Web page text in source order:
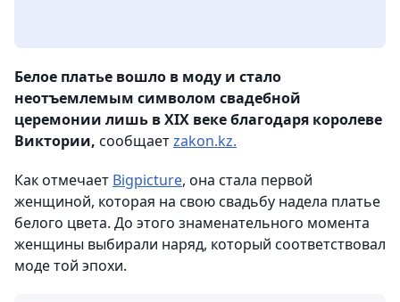
Белое платье вошло в моду и стало
неотъемлемым символом свадебной
церемонии лишь в XIX веке благодаря королеве
Виктории, сообщаетzakon.kz.
Как отмечает Bigpicture, она стала первой
женщиной, которая на свою свадьбу надела платье
белого цвета. До этого знаменательного момента
женщины выбирали наряд, который соответствовал
моде той эпохи.